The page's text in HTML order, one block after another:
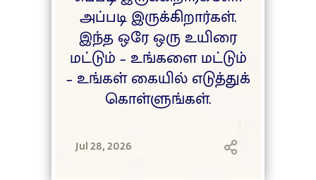
அப்படி இருக்கிறார்கள்.
இந்த ஒரே ஒரு உயிரை
மட்டும் – உங்களை மட்டும்
– உங்கள் கையில் எடுத்துக்
கொள்ளுங்கள்.
Jul 28, 2026